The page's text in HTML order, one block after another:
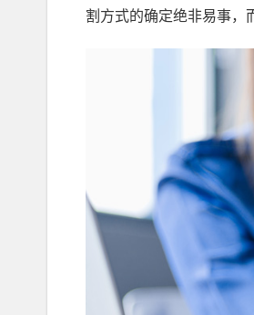
割方式的确定绝非易事，